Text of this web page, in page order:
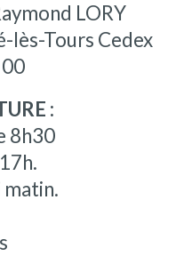
LORY
lès-Tours Cedex
:
8h30